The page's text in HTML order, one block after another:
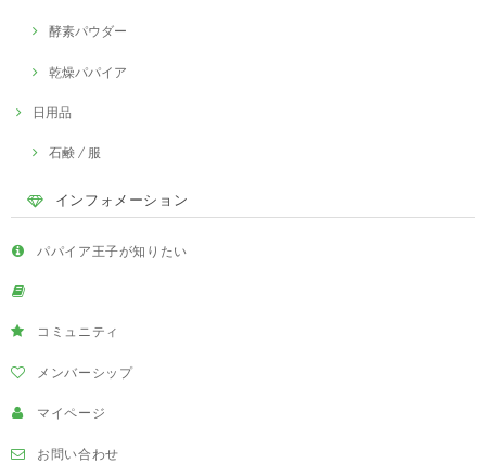
酵素パウダー
乾燥パパイア
日用品
石鹸 / 服
インフォメーション
パパイア王子が知りたい
コミュニティ
メンバーシップ
マイページ
お問い合わせ